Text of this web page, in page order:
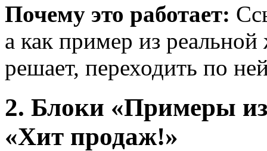
Почему это работает:
а как пример из
решает, переходить по
2. Блоки «Примеры
«Хит продаж!»